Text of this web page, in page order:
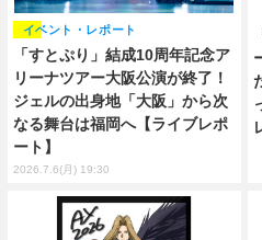
「すとぷり」結成10周年記念ア
リーナツアー大阪公演が終了！
ジェルの出身地「大阪」から次
なる舞台は福岡へ【ライブレポ
ート】
イベント・レポート
2026.7.6(月) 19:30